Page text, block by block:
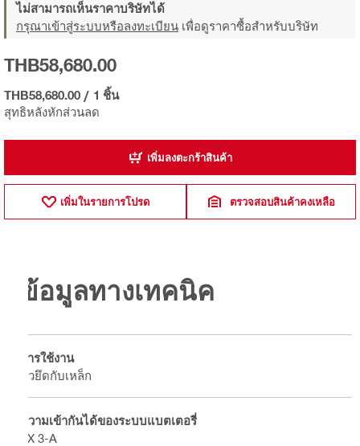
ไม่สามารถเห็นราคาบริษัทได้
กรุณาเข้าสู่ระบบหรือลงทะเบียน เพื่อดูราคาซื้อสำหรับบริษัท
สุทธิหลังหักส่วนลด
THB58,680.00
THB58,680.00 / 1 ชิ้น
เพิ่มลงตะกร้าสินค้า
เพิ่มในรายการโปรด ตรวจสอบสินค้าคงเหลือ
ข้อมูลทางเทคนิค
การใช้งาน
ตัวยึดกับเหล็ก
ความเข้ากันได้ของระบบแบตเตอรี่
FX 3-A